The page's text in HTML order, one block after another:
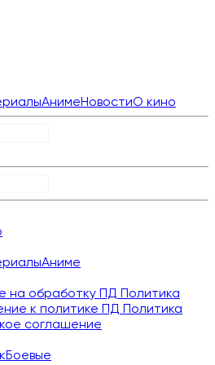
АнимеНовостиО кино
Аниме
на обработку ПД Политика
к политике ПД Политика
соглашение
Боевые